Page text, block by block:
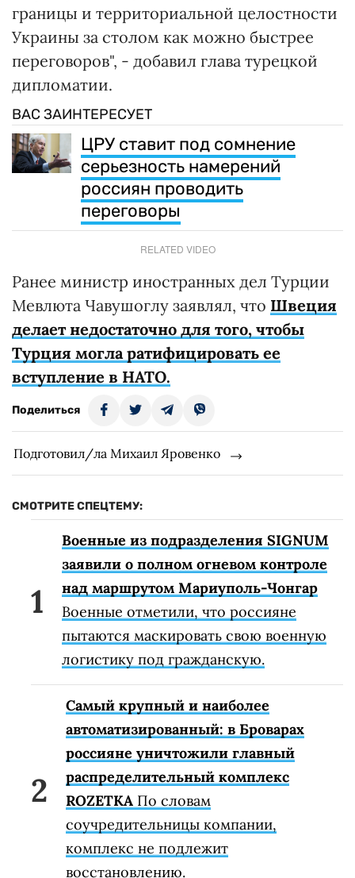
границы и территориальной целостности
Украины за столом как можно быстрее
переговоров", - добавил глава турецкой
дипломатии.
ВАС ЗАИНТЕРЕСУЕТ
ЦРУ ставит под сомнение
серьезность намерений
россиян проводить
переговоры
RELATED VIDEO
Ранее министр иностранных дел Турции
Мевлюта Чавушоглу заявлял, что Швеция
делает недостаточно для того, чтобы
Турция могла ратифицировать ее
вступление в НАТО.
Поделиться
Подготовил/ла Михаил Яровенко
СМОТРИТЕ СПЕЦТЕМУ:
Военные из подразделения SIGNUM
заявили о полном огневом контроле
над маршрутом Мариуполь-Чонгар
Военные отметили, что россияне
пытаются маскировать свою военную
логистику под гражданскую.
Самый крупный и наиболее
автоматизированный: в Броварах
россияне уничтожили главный
распределительный комплекс
ROZETKA По словам
соучредительницы компании,
комплекс не подлежит
восстановлению.